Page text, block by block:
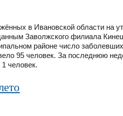
в Ивановской области на
Заволжского филиала
районе число
95 человек. За последнюю
человек.